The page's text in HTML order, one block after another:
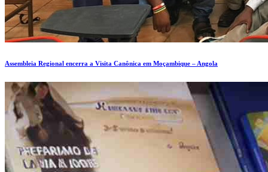
Assembleia Regional encerra a Visita Canônica em Moçambique – Angola